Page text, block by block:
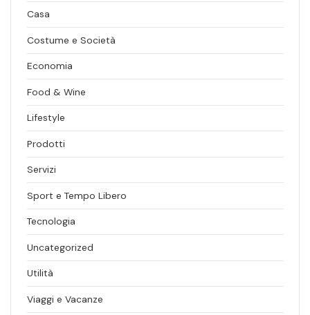
Casa
Costume e Società
Economia
Food & Wine
Lifestyle
Prodotti
Servizi
Sport e Tempo Libero
Tecnologia
Uncategorized
Utilità
Viaggi e Vacanze